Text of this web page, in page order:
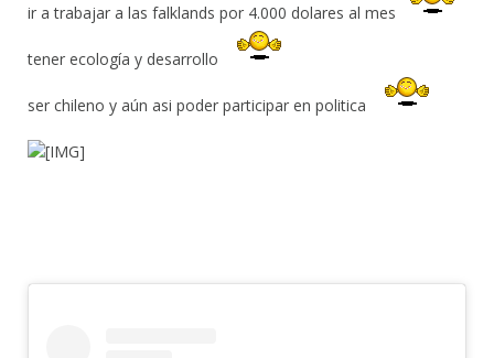
ir a trabajar a las falklands por 4.000 dolares al mes
tener ecología y desarrollo
ser chileno y aún asi poder participar en politica